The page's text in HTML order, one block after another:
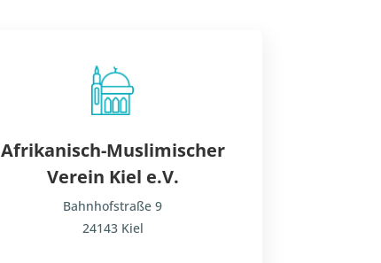
Afrikanisch-Muslimischer
Verein Kiel e.V.
Bahnhofstraße 9
24143 Kiel